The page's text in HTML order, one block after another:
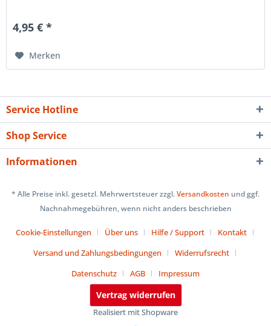
4,95 € *
Merken
Service Hotline
Shop Service
Informationen
* Alle Preise inkl. gesetzl. Mehrwertsteuer zzgl.Versandkosten und ggf.
Nachnahmegebühren, wenn nicht anders beschrieben
Cookie-Einstellungen Über uns Hilfe / Support
Kontakt
Versand und Zahlungsbedingungen
Widerrufsrecht
Datenschutz
AGB Impressum
Vertrag widerrufen
Realisiert mit Shopware